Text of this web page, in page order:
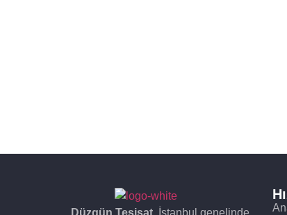
Düzgün Tesisat , İstanbul genelinde